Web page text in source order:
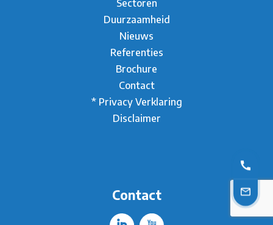
Sectoren
Duurzaamheid
Nieuws
Referenties
Brochure
Contact
* Privacy Verklaring
Disclaimer
Contact